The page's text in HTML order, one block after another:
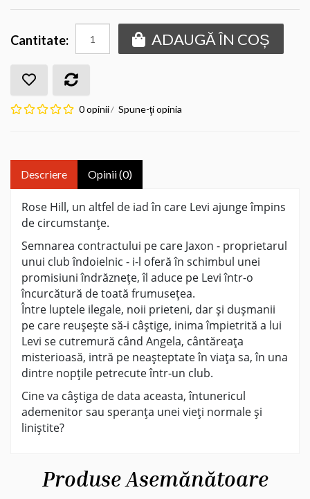
Cantitate: ADAUGĂ ÎN COȘ
0 opinii/ Spune-ţi opinia
Descriere Opinii (0)
Rose Hill, un altfel de iad în care Levi ajunge împins
de circumstanțe.
Semnarea contractului pe care Jaxon - proprietarul
unui club îndoielnic - i-l oferă în schimbul unei
promisiuni îndrăznețe, îl aduce pe Levi într-o
încurcătură de toată frumusețea.
Între luptele ilegale, noii prieteni, dar și dușmanii
pe care reușește să-i câștige, inima împietrită a lui
Levi se cutremură când Angela, cântăreața
misterioasă, intră pe neașteptate în viața sa, în una
dintre nopțile petrecute într-un club.
Cine va câștiga de data aceasta, întunericul
ademenitor sau speranța unei vieți normale și
liniștite?
Produse Asemănătoare